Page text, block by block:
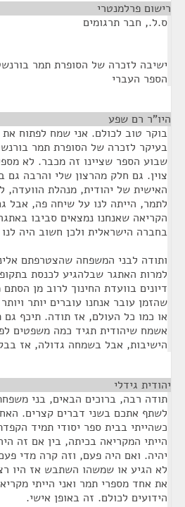
רישום פרלמנטרי
ס.ל., חבר תרגומים
ישיבה לזכרה של הסופרת תמר
הספר העברי
היו"ר רם שפע
בוקר טוב לכולם. אני שמח לפתוח את
בעיקר לזכרה של הסופרת תמר
שבוע הספר שציינו זה מכבר. לא
צוין. גם חלק מהרצון שלי והרבה גם
האישית של יהודית, מנהלת הוועדה,
לתמר, הייתה לנו על שיחה פה, אבל
הקריאה שאנחנו נמצאים סביבו
בחברה הישראלית ולכן חשוב היה לנו
ותודה לבני המשפחה שהצטרפתם
למרות האתגר שבלהגיע לכנסת
דיונים בוועדת החינוך לרוב מן
שהזמן עובר אנחנו עוברים יותר
או כמו כל העולם, אז תודה. תיכף גם
אשמח שיהודית תגיד כמה משפטים
הישיבות, אבל בשמחה גדולה, אז
יהודית גידלי
תודה רבה, ברוכים הבאים, בני
לשתף אתכם בשני דברים קצרים.
כשהייתי בבית ספר יסודי תמיד
הייתי המקריאה בכיתה, בין אם זה
יהיה. ואם היה פעם, וזה קרה מדי
לא הגיע או שמשהו השתבש אז היו
את אחד מספרי תמר ואני הייתי
הידועים לכולם. זה באופן אישי.